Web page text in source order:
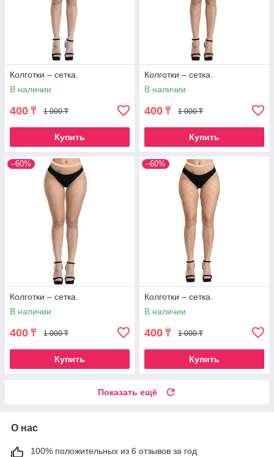
Колготки – сетка.
В наличии
400 ₸ 1 000 ₸
Купить
Колготки – сетка.
В наличии
400 ₸ 1 000 ₸
Купить
–60%
Колготки – сетка.
В наличии
400 ₸ 1 000 ₸
Купить
–60%
Колготки – сетка.
В наличии
400 ₸ 1 000 ₸
Купить
Показать ещё
О нас
100% положительных из 6 отзывов за год